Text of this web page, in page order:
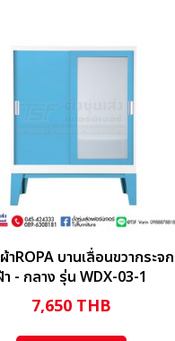
าROPA บานเลื่อนขวากระจก
- กลาง รุ่น WDX-03-1
7,650 THB